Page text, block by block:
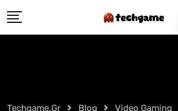
to
Techgame.gr Blog Video Gaming